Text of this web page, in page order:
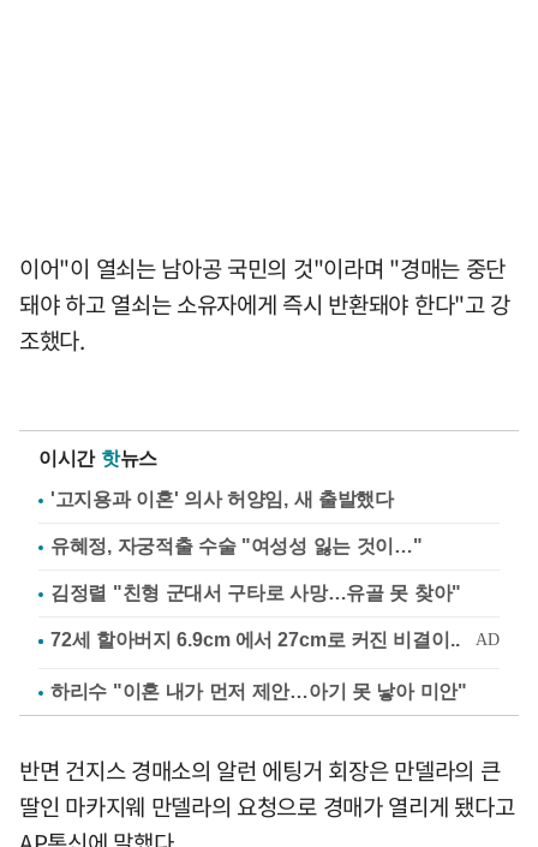
이어"이 열쇠는 남아공 국민의 것"이라며 "경매는 중단
돼야 하고 열쇠는 소유자에게 즉시 반환돼야 한다"고 강
조했다.
이시간 핫뉴스
'고지용과 이혼' 의사 허양임, 새 출발했다
유혜정, 자궁적출 수술 "여성성 잃는 것이…"
김정렬 "친형 군대서 구타로 사망…유골 못 찾아"
하리수 "이혼 내가 먼저 제안…아기 못 낳아 미안"
반면 건지스 경매소의 알런 에팅거 회장은 만델라의 큰
딸인 마카지웨 만델라의 요청으로 경매가 열리게 됐다고